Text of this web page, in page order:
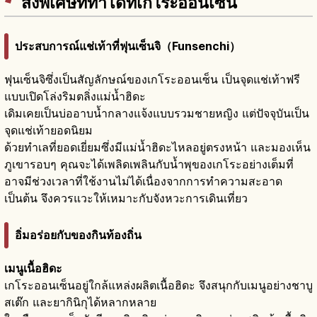
ประสบการณ์แช่เท้าที่ฟุนเซ็นจิ（Funsenchi）
ฟุนเซ็นจิซึ่งเป็นสัญลักษณ์ของเกโระออนเซ็น เป็นจุดแช่เท้าฟรี
แบบเปิดโล่งริมตลิ่งแม่น้ำฮิดะ
เดิมเคยเป็นบ่ออาบน้ำกลางแจ้งแบบรวมชายหญิง แต่ปัจจุบันเป็น
จุดแช่เท้ายอดนิยม
ด้วยทำเลที่ยอดเยี่ยมซึ่งมีแม่น้ำฮิดะไหลอยู่ตรงหน้า และมองเห็น
ภูเขารอบๆ คุณจะได้เพลิดเพลินกับน้ำพุของเกโระอย่างเต็มที่
อาจมีช่วงเวลาที่ใช้งานไม่ได้เนื่องจากการทำความสะอาด
เป็นต้น จึงควรแวะให้เหมาะกับจังหวะการเดินเที่ยว
อิ่มอร่อยกับของกินท้องถิ่น
เมนูเนื้อฮิดะ
เกโระออนเซ็นอยู่ใกล้แหล่งผลิตเนื้อฮิดะ จึงสนุกกับเมนูอย่างชาบู
สเต๊ก และยากินิกุได้หลากหลาย